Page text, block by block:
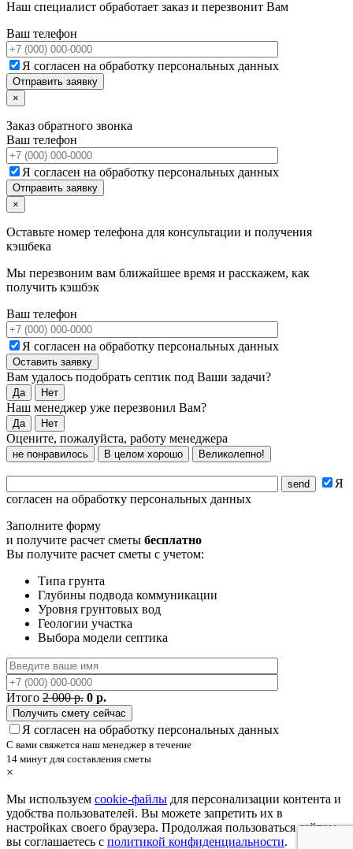
Наш специалист обработает заказ и перезвонит Вам
Ваш телефон
Я согласен на обработку персональных данных
×
Заказ обратного звонка
Ваш телефон
Я согласен на обработку персональных данных
×
Оставьте номер телефона для консультации и получения
кэшбека
Мы перезвоним вам ближайшее время и расскажем, как
получить кэшбэк
Ваш телефон
Я согласен на обработку персональных данных
Вам удалось подобрать септик под Ваши задачи?
Да Нет
Наш менеджер уже перезвонил Вам?
Да Нет
Оцените, пожалуйста, работу менеджера
не понравилось В целом хорошо Великолепно!
Я
согласен на обработку персональных данных
Заполните форму
и получите расчет сметы бесплатно
Вы получите расчет сметы с учетом:
Типа грунта
Глубины подвода коммуникации
Уровня грунтовых вод
Геологии участка
Выбора модели септика
Итого 2 000 р. 0 р.
Я согласен на обработку персональных данных
С вами свяжется наш менеджер в течение
14 минут для составления сметы
×
Мы используем cookie-файлы для персонализации контента и
удобства пользователей. Вы можете запретить их в
настройках своего браузера. Продолжая пользоваться сайтом,
вы соглашаетесь с политикой конфиденциальности.